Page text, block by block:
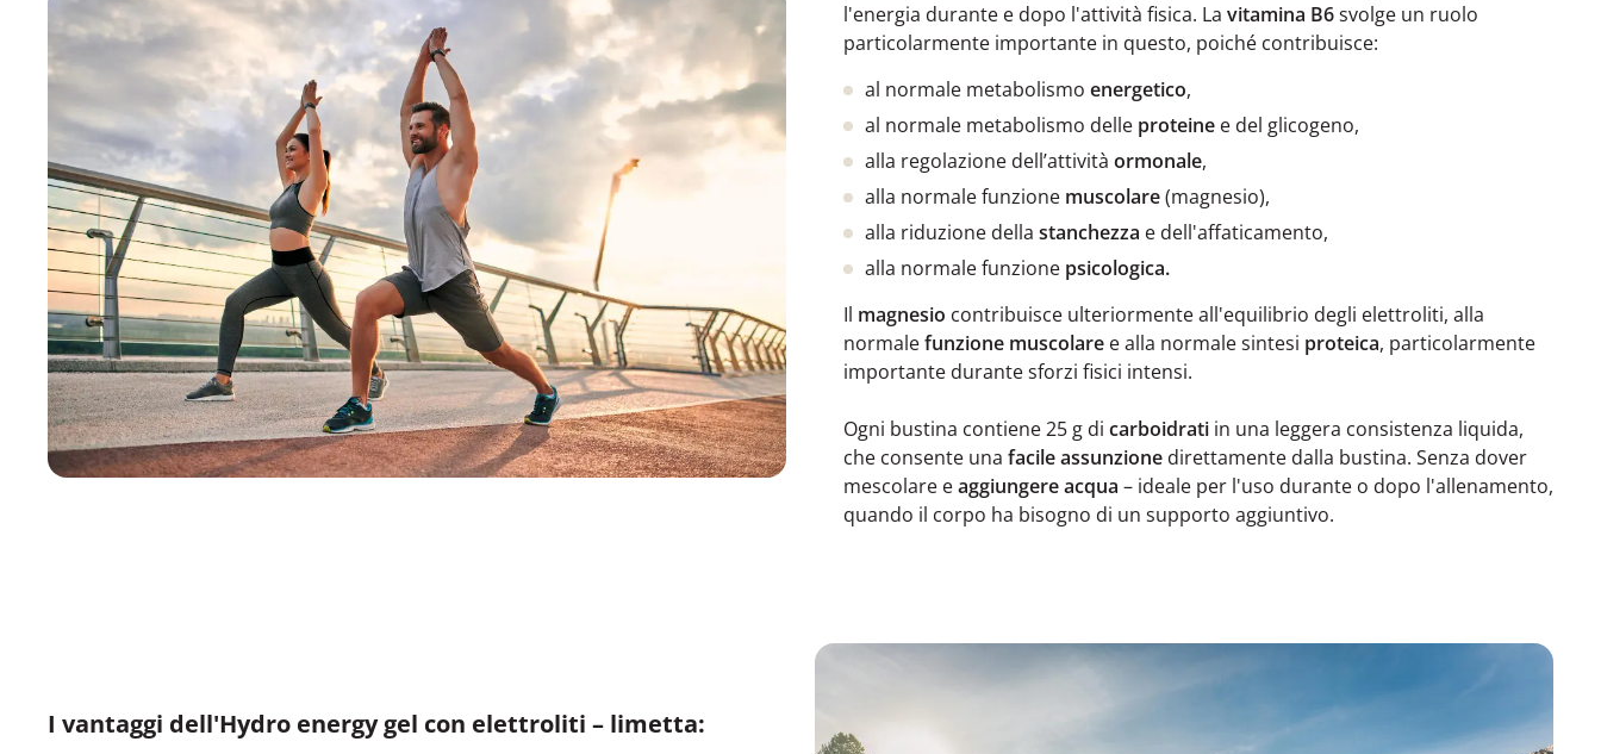
l'energia durante e dopo l'attività fisica. La vitamina B6svolge un ruolo
particolarmente importante in questo, poiché contribuisce:
al normale metabolismo energetico,
al normale metabolismo delle proteine e del glicogeno,
alla regolazione dell’attività ormonale,
alla normale funzione muscolare(magnesio),
alla riduzione della stanchezza e dell'affaticamento,
alla normale funzione psicologica.
Il magnesio contribuisce ulteriormente all'equilibrio degli elettroliti, alla
normalefunzione muscolare e alla normale sintesi proteica, particolarmente
importante durante sforzi fisici intensi.
Ogni bustina contiene 25 g di carboidrati in una leggera consistenza liquida,
che consente una facile assunzione direttamente dalla bustina. Senza dover
mescolare eaggiungere acqua – ideale per l'uso durante o dopo l'allenamento,
quando il corpo ha bisogno di un supporto aggiuntivo.
I vantaggi dell'Hydro energy gel con elettroliti – limetta: